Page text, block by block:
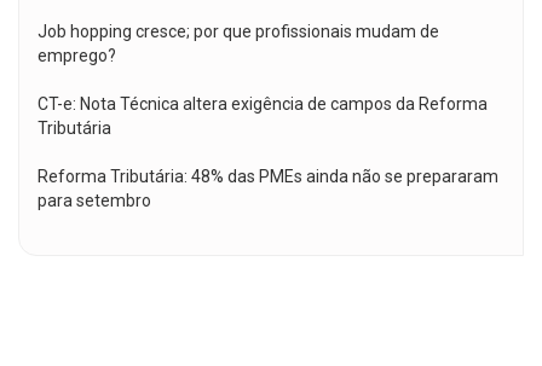
Job hopping cresce; por que profissionais mudam de
emprego?
CT-e: Nota Técnica altera exigência de campos da Reforma
Tributária
Reforma Tributária: 48% das PMEs ainda não se prepararam
para setembro